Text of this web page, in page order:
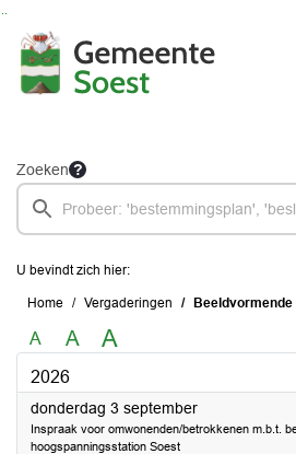
Zoeken
U bevindt zich hier:
Home Vergaderingen
A A A
2026
donderdag 3 september2026
Inspraak voor omwonenden/betrokkenen m.b.t.
hoogspanningsstation Soest